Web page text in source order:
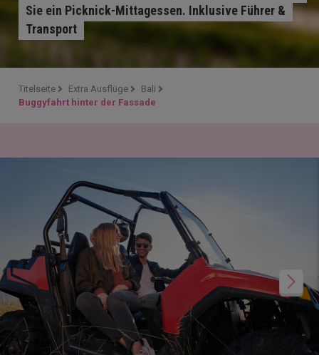
Sie ein Picknick-Mittagessen. Inklusive Führer &
Transport
Titelseite Extra Ausflüge
Bali
Buggyfahrt hinter der Fassade